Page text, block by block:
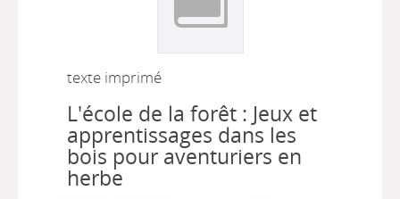
texte imprimé
L'école de la forêt : Jeux et
apprentissages dans les
bois pour aventuriers en
herbe